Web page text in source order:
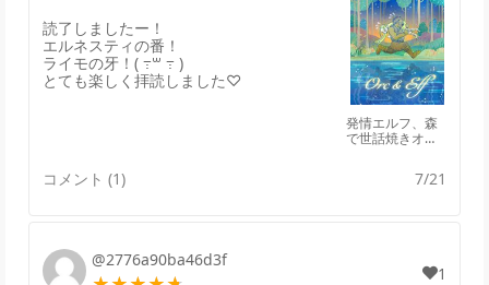
読了しましたー！
エルネスティの番！
ライモの牙！( ߹꒳ ߹ )
とても楽しく拝読しました♡
発情エルフ、森
で世話焼きオー
コメント (1) 7/21
@2776a90ba46d3f
1